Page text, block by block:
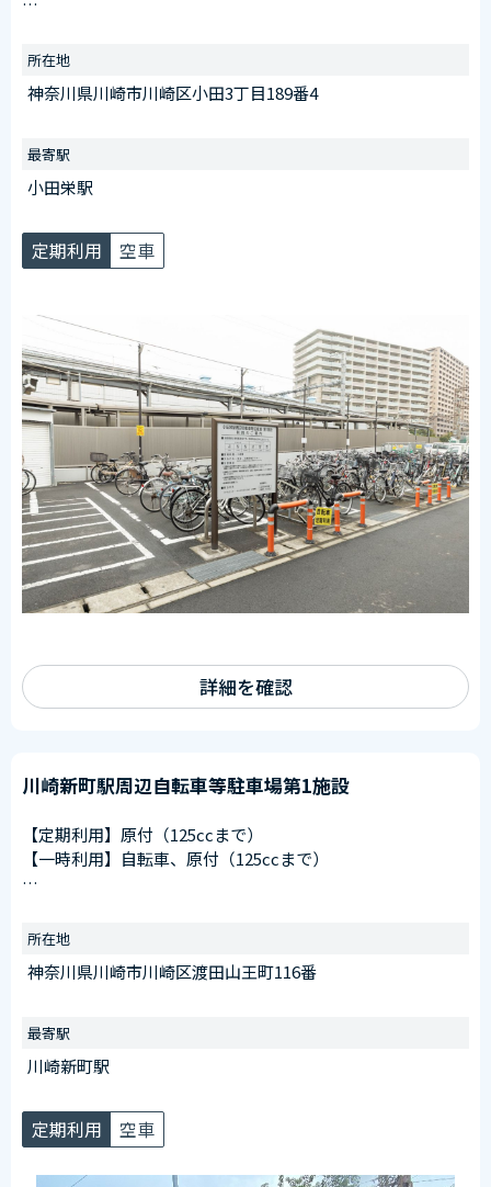
申請窓口
受付時間
※日曜を除く
【臨時ステッカー場所】
所在地
神奈川県川崎市川崎区小田3丁目189番4
最寄駅
小田栄駅
定期利用 空車
詳細を確認
川崎新町駅周辺自転車等駐車場第1施設
【定期利用】原付（125ccまで）
【一時利用】自転車、原付（125ccまで）
申請窓口
受付時間
※日曜を除く
【臨時ステッカー場所】
所在地
神奈川県川崎市川崎区渡田山王町116番
最寄駅
川崎新町駅
定期利用 空車